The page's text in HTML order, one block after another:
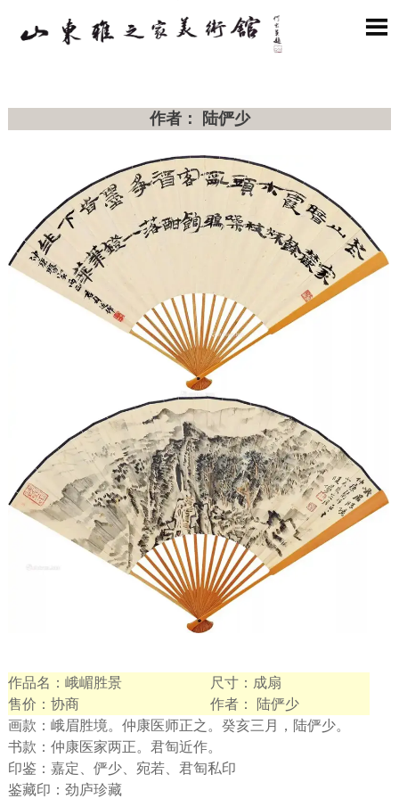

作者： 陆俨少
作品名：峨嵋胜景
尺寸：成扇
售价：协商
作者： 陆俨少
画款：峨眉胜境。仲康医师正之。癸亥三月，陆俨少。
书款：仲康医家两正。君匋近作。
印鉴：嘉定、俨少、宛若、君匋私印
鉴藏印：劲庐珍藏